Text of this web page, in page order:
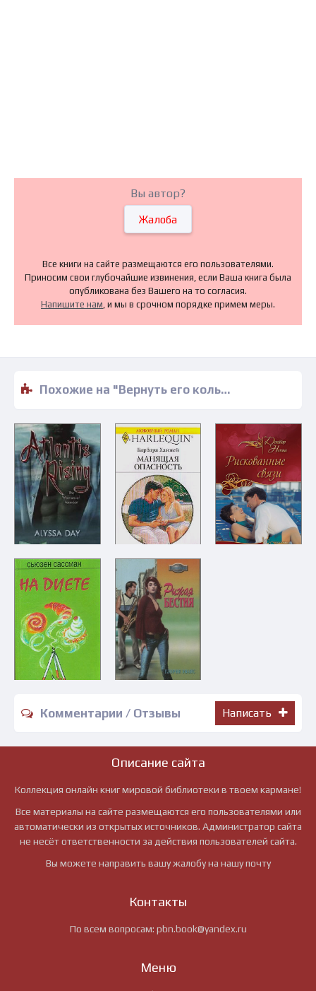
Вы автор?
Жалоба
Все книги на сайте размещаются его пользователями.
Приносим свои глубочайшие извинения, если Ваша книга была
опубликована без Вашего на то согласия.
Напишите нам , и мы в срочном порядке примем меры.
Похожие на "Вернуть его кольцо - Шантель Шоу" книги читать бесплатно полные версии
Комментарии / Отзывы Написать
Описание сайта
Коллекция онлайн книг мировой библиотеки в твоем кармане!
Все материалы на сайте размещаются его пользователями или
автоматически из открытых источников. Администратор сайта
не несёт ответственности за действия пользователей сайта.
Вы можете направить вашу жалобу на нашу почту
Контакты
По всем вопросам: pbn.book@yandex.ru
Меню